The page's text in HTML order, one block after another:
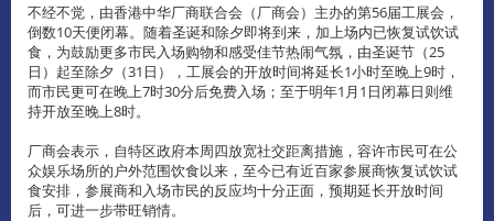
不经不觉，由香港中华厂商联合会（厂商会）主办的第56届工展会，
倒数10天便闭幕。随着圣诞和除夕即将到来，加上场内已恢复试饮试
食，为鼓励更多市民入场购物和感受佳节热闹气氛，由圣诞节（25
日）起至除夕（31日），工展会的开放时间将延长1小时至晚上9时，
而市民更可在晚上7时30分后免费入场；至于明年1月1日闭幕日则维
持开放至晚上8时。
厂商会表示，自特区政府本周四放宽社交距离措施，容许市民可在公
众娱乐场所的户外范围饮食以来，至今已有近百家参展商恢复试饮试
食安排，参展商和入场市民的反应均十分正面，预期延长开放时间
后，可进一步带旺销情。